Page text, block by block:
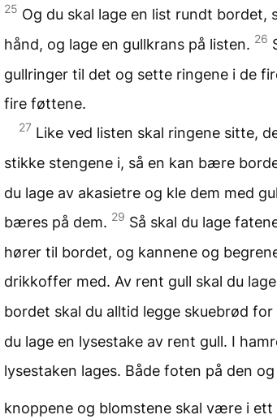
25 Og du skal lage en list rundt bordet,
hånd, og lage en gullkrans på listen. 26
gullringer til det og sette ringene i de
fire føttene.
27 Like ved listen skal ringene sitte,
stikke stengene i, så en kan bære
du lage av akasietre og kle dem med
bæres på dem. 29 Så skal du lage
hører til bordet, og kannene og
drikkoffer med. Av rent gull skal du
bordet skal du alltid legge skuebrød
du lage en lysestake av rent gull. I
lysestaken lages. Både foten på den
knoppene og blomstene skal være i ett